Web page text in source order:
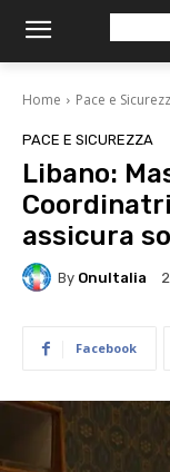
Home Pace e
PACE E SICUREZZA
Libano:
assicura
By OnuItalia
Facebook